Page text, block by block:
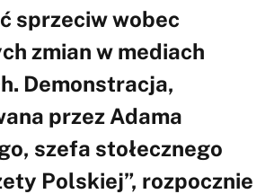
sprzeciw wobec
zmian w mediach
Demonstracja,
przez Adama
szefa stołecznego
Polskiej”, rozpocznie